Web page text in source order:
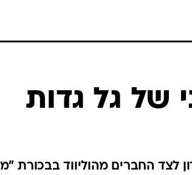
של גל גדות
לצד החברים מהוליווד בבכורת